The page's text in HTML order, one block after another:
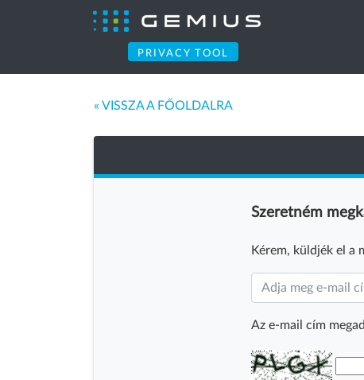
PRIVACY TOOL
« VISSZA A FŐOLDALRA
Szeretném
Kérem, küldjék el a
Az e-mail cím